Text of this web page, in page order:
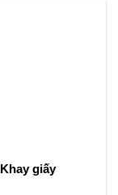
Khay giấy